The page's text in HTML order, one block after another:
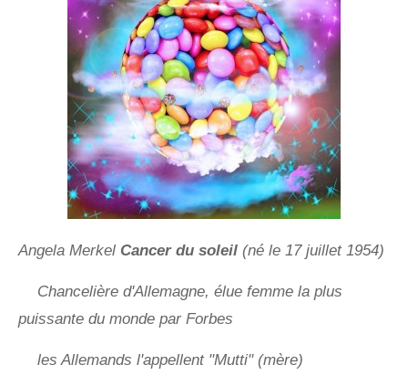
Angela Merkel Cancer du soleil (né le 17 juillet 1954)
Chancelière d'Allemagne, élue femme la plus
puissante du monde par Forbes
les Allemands l'appellent "Mutti" (mère)